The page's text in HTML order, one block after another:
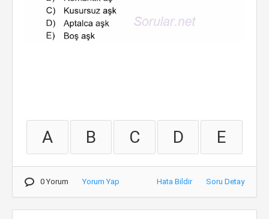
A B C D E
0 Yorum Yorum Yap Hata Bildir Soru Detay